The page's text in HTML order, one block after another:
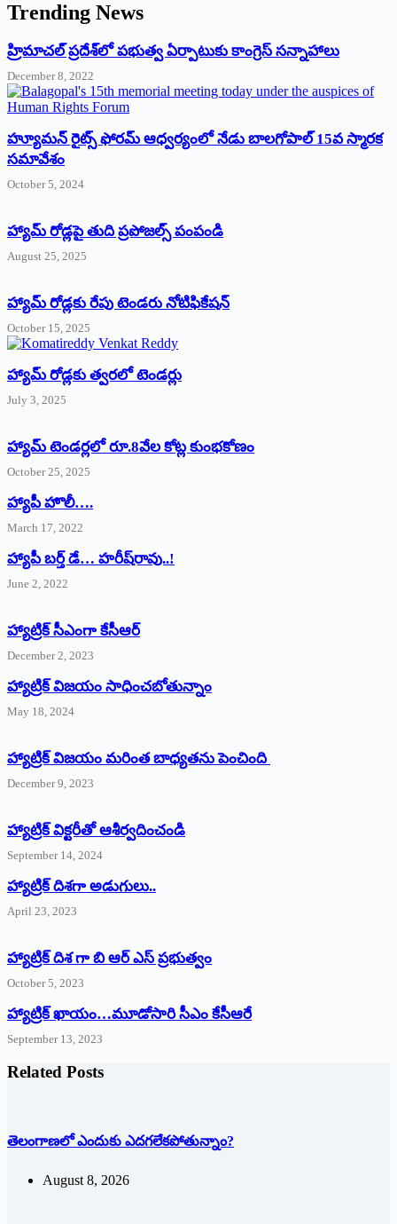
Trending News
‌హ్రిమాచల్‌ ‌ప్రదేశ్‌లో పభుత్వ ఏర్పాటుకు కాంగ్రెస్‌ ‌సన్నాహాలు
December 8, 2022
హ్యూమన్‌ రైట్స్‌ ఫోరమ్‌ ఆధ్వర్యంలో నేడు బాలగోపాల్‌ 15వ స్మారక
సమావేశం
October 5, 2024
హ్యామ్‌ రోడ్లపై తుది ప్రపోజల్స్‌ పంపండి
August 25, 2025
హ్యామ్‌ రోడ్లకు రేపు టెండరు నోటిఫికేషన్‌
October 15, 2025
హ్యామ్‌ రోడ్లకు త్వరలో టెండర్లు
July 3, 2025
హ్యామ్‌ ‌టెండర్లలో రూ.8వేల కోట్ల కుంభకోణం
October 25, 2025
హ్యాపీ హొలీ….
March 17, 2022
హ్యాపీ బర్త్ ‌డే… హరీష్‌రావు..!
June 2, 2022
హ్యాట్రిక్‌ ‌సీఎంగా కేసీఆర్‌
December 2, 2023
హ్యాట్రిక్‌ విజయం సాధించబోతున్నాం
May 18, 2024
హ్యాట్రిక్ విజయం మరింత బాధ్యతను పెంచింది
December 9, 2023
హ్యాట్రిక్‌ ‌విక్టరీతో ఆశీర్వదించండి
September 14, 2024
‌హ్యాట్రిక్‌ ‌దిశగా అడుగులు..
April 23, 2023
హ్యాట్రిక్ దిశ గా బి ఆర్ ఎస్ ప్రభుత్వం
October 5, 2023
హ్యాట్రిక్‌ ‌ఖాయం…మూడోసారి సీఎం కేసీఆరే
September 13, 2023
Related Posts
తెలంగాణలో ఎందుకు ఎదగలేకపోతున్నాం?
August 8, 2026